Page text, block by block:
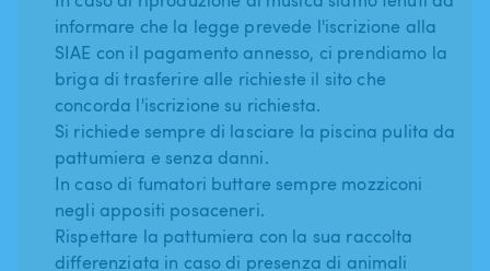
informare che la legge prevede l'iscrizione alla
SIAE con il pagamento annesso, ci prendiamo la
briga di trasferire alle richieste il sito che
concorda l'iscrizione su richiesta.
Si richiede sempre di lasciare la piscina pulita da
pattumiera e senza danni.
In caso di fumatori buttare sempre mozziconi
negli appositi posaceneri.
Rispettare la pattumiera con la sua raccolta
differenziata in caso di presenza di animali